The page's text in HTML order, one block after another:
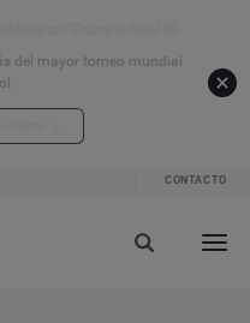
del mayor torneo mundial
CONTACTO